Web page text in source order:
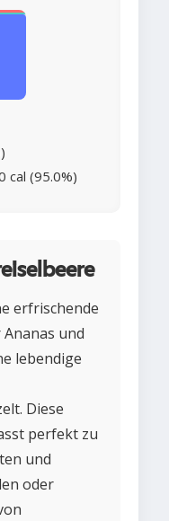
cal (95.0%)
erfrischende
und
lebendige
Diese
perfekt zu
und
oder